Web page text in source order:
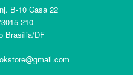
B-10 Casa 22
210
Brasília/DF